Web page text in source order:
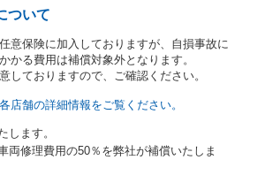
ため、貸渡契約の締結にあたり、借受
人の指定する運転者（以下「運転者」
）の運転免許証の提示を求めるほか、そ
求めることがあります。この場合、借
運転者であるときは自己の運転免許証
を提示するものとします。
「レンタカーに関する基本通達」（自
成7年6月13日）の２．(10)及び(11)の
ついて
意保険に加入しておりますが、自損事故に
かる費用は補償対象外となります。
しておりますので、ご確認ください。
店舗の詳細情報をご覧ください。
します。
両修理費用の50％を弊社が補償いたしま